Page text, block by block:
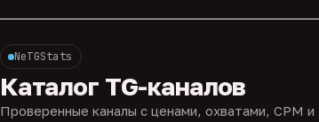
NeTGStats
Каталог TG-каналов
Проверенные каналы с ценами, охватами, CPM и